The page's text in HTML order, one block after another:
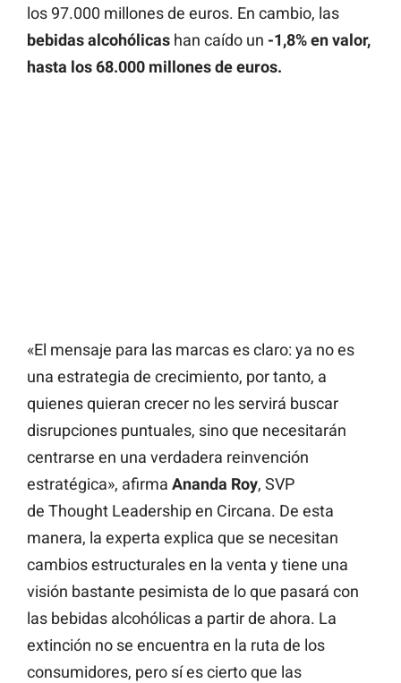
los 97.000 millones de euros. En cambio, las
bebidas alcohólicas han caído un -1,8% en valor,
hasta los 68.000 millones de euros.
«El mensaje para las marcas es claro: ya no es
una estrategia de crecimiento, por tanto, a
quienes quieran crecer no les servirá buscar
disrupciones puntuales, sino que necesitarán
centrarse en una verdadera reinvención
estratégica», afirma Ananda Roy, SVP
de Thought Leadership en Circana. De esta
manera, la experta explica que se necesitan
cambios estructurales en la venta y tiene una
visión bastante pesimista de lo que pasará con
las bebidas alcohólicas a partir de ahora. La
extinción no se encuentra en la ruta de los
consumidores, pero sí es cierto que las